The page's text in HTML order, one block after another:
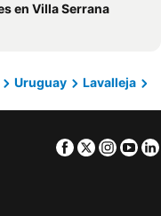
en Villa Serrana
Uruguay
Lavalleja
Facebook
Twitter